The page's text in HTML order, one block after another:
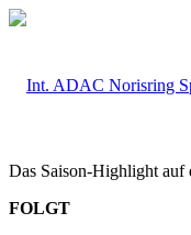
Das Saison-Highlight auf
FOLGT